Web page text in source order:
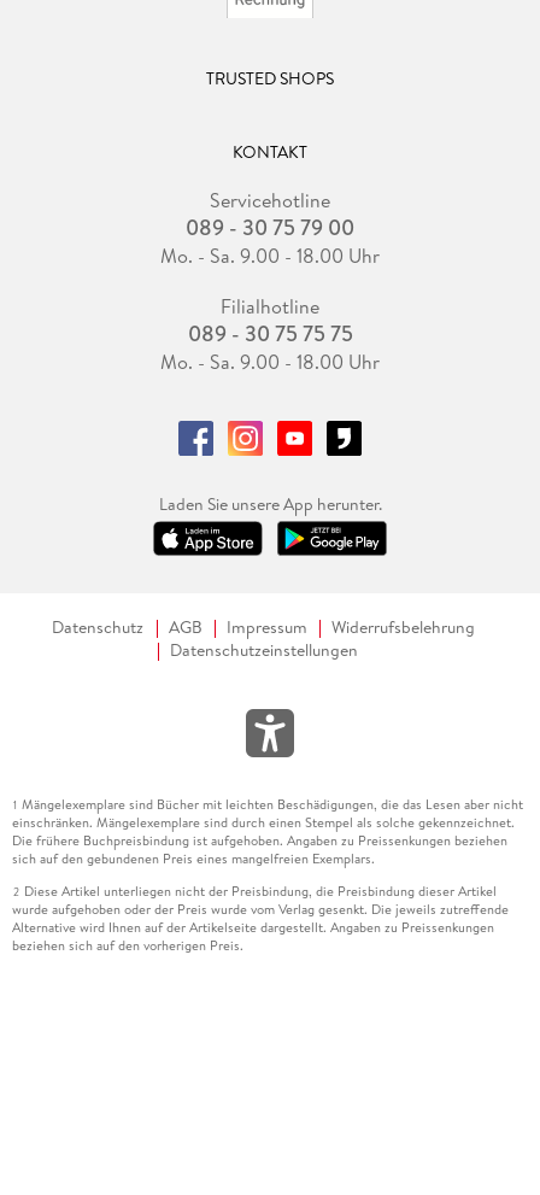
TRUSTED SHOPS
KONTAKT
Servicehotline
089 - 30 75 79 00
Mo. - Sa. 9.00 - 18.00 Uhr
Filialhotline
089 - 30 75 75 75
Mo. - Sa. 9.00 - 18.00 Uhr
Laden Sie unsere App herunter.
Datenschutz AGB Impressum
Widerrufsbelehrung
Datenschutzeinstellungen
1 Mängelexemplare sind Bücher mit leichten Beschädigungen, die das Lesen aber nicht
einschränken. Mängelexemplare sind durch einen Stempel als solche gekennzeichnet.
Die frühere Buchpreisbindung ist aufgehoben. Angaben zu Preissenkungen beziehen
sich auf den gebundenen Preis eines mangelfreien Exemplars.
2 Diese Artikel unterliegen nicht der Preisbindung, die Preisbindung dieser Artikel
wurde aufgehoben oder der Preis wurde vom Verlag gesenkt. Die jeweils zutreffende
Alternative wird Ihnen auf der Artikelseite dargestellt. Angaben zu Preissenkungen
beziehen sich auf den vorherigen Preis.